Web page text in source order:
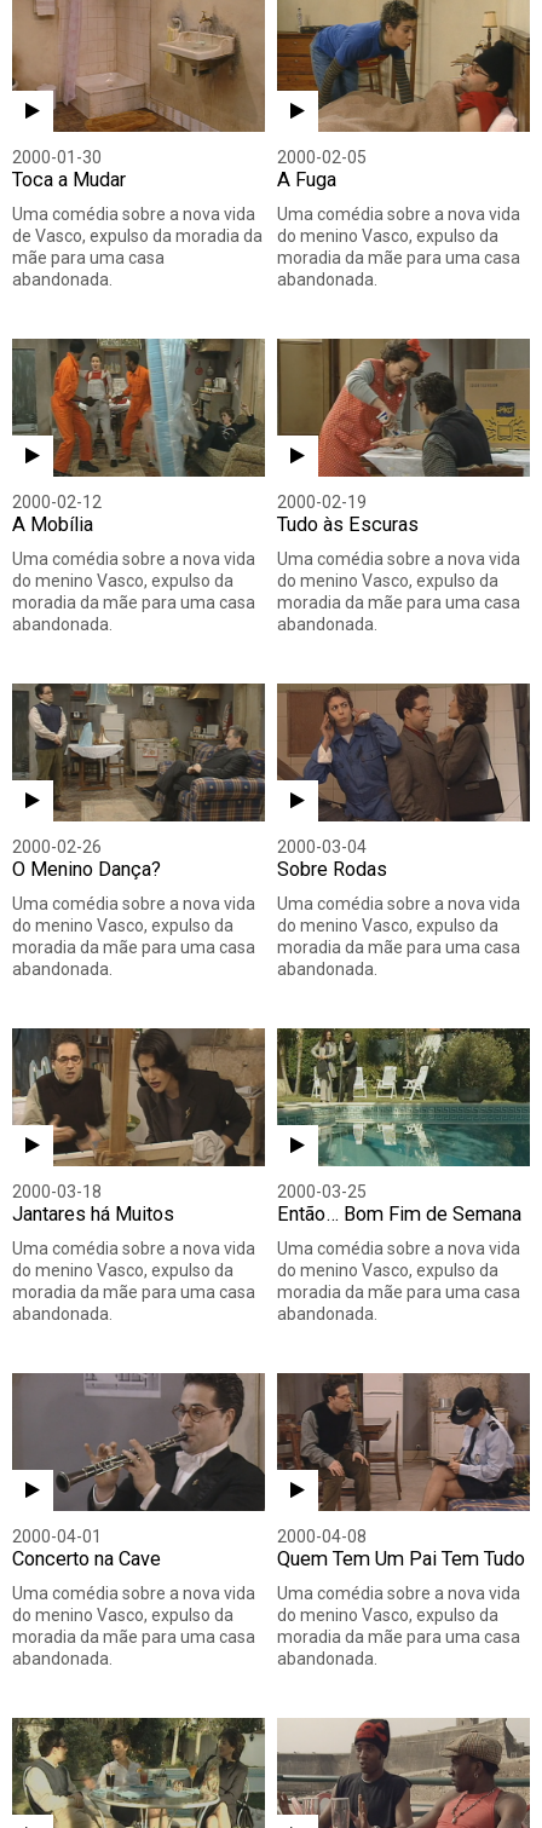
2000-01-30
Toca a Mudar
Uma comédia sobre a nova vida
de Vasco, expulso da moradia da
mãe para uma casa
abandonada.
2000-02-05
A Fuga
Uma comédia sobre a nova vida
do menino Vasco, expulso da
moradia da mãe para uma casa
abandonada.
2000-02-12
A Mobília
Uma comédia sobre a nova vida
do menino Vasco, expulso da
moradia da mãe para uma casa
abandonada.
2000-02-19
Tudo às Escuras
Uma comédia sobre a nova vida
do menino Vasco, expulso da
moradia da mãe para uma casa
abandonada.
2000-02-26
O Menino Dança?
Uma comédia sobre a nova vida
do menino Vasco, expulso da
moradia da mãe para uma casa
abandonada.
2000-03-04
Sobre Rodas
Uma comédia sobre a nova vida
do menino Vasco, expulso da
moradia da mãe para uma casa
abandonada.
2000-03-18
Jantares há Muitos
Uma comédia sobre a nova vida
do menino Vasco, expulso da
moradia da mãe para uma casa
abandonada.
2000-03-25
Então… Bom Fim de Semana
Uma comédia sobre a nova vida
do menino Vasco, expulso da
moradia da mãe para uma casa
abandonada.
2000-04-01
Concerto na Cave
Uma comédia sobre a nova vida
do menino Vasco, expulso da
moradia da mãe para uma casa
abandonada.
2000-04-08
Quem Tem Um Pai Tem Tudo
Uma comédia sobre a nova vida
do menino Vasco, expulso da
moradia da mãe para uma casa
abandonada.